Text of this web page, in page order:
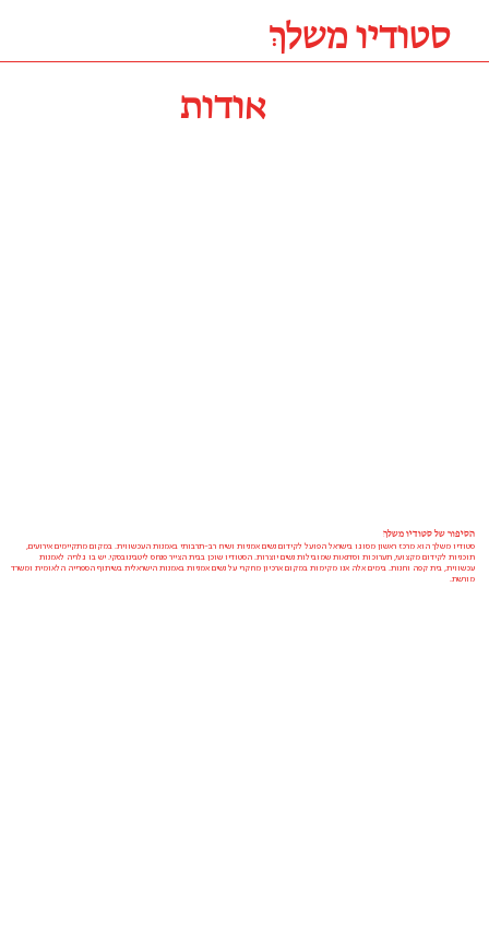
סטודיו משלךְ
אודות
הסיפור של סטודיו משלךְ
סטודיו משלך הוא מרכז ראשון מסוגו בישראל הפועל לקידום נשים אמניות ושיח רב-תרבותי באמנות העכשווית. במקום מתקיימים אירועים,
תוכניות לקידום מקצועי, תערוכות וסדנאות שמובילות נשים יוצרות. הסטודיו שוכן בבית הצייר פנחס ליטבינובסקי. יש בו גלריה לאמנות
עכשווית, בית קפה וחנות. בימים אלה אנו מקימות במקום ארכיון מחקרי על נשים אמניות באמנות הישראלית בשיתוף הספרייה הלאומית ומשרד
מורשת.